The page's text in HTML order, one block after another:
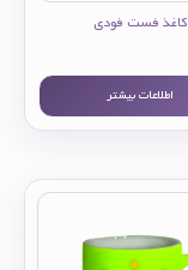
کاغذ فست فودی
اطلاعات بیشتر